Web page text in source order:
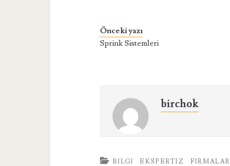
Önceki yazı
Sprink Sistemleri
birchok
BILGI EKSPERTIZ FIRMALAR